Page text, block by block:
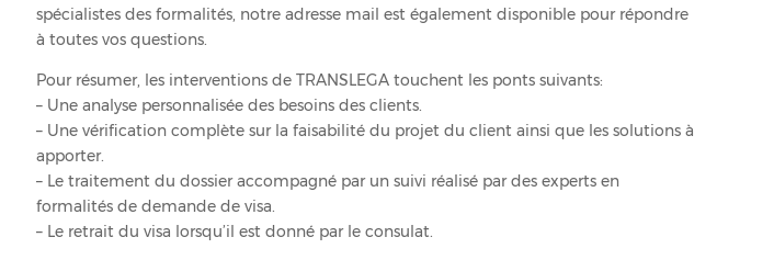
spécialistes des formalités, notre adresse mail est également disponible pour répondre
à toutes vos questions.
Pour résumer, les interventions de TRANSLEGA touchent les ponts suivants:
– Une analyse personnalisée des besoins des clients.
– Une vérification complète sur la faisabilité du projet du client ainsi que les solutions à
apporter.
– Le traitement du dossier accompagné par un suivi réalisé par des experts en
formalités de demande de visa.
– Le retrait du visa lorsqu’il est donné par le consulat.